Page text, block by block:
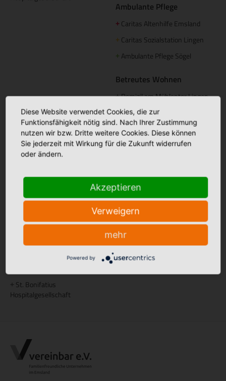
Ambulante Pflege
+ Caritas Altenhilfe Emsland
+ Caritas Sozialstation Lingen
+ Ambulante Pflege Sögel
Betreutes Wohnen
+Domizil am Mühlentor Lingen
+Elisabeth Haus Emsbüren
Palliative Betreuung
+Ambulanter Palliativdienst
(SAPV)
Aus- und Weiterbildung
Akademie St. Franziskus
Pflegeakademie St. Anna
St. Bonifatius
Hospitalgesellschaft
Diese Website verwendet Cookies, die zur
Funktionsfähigkeit nötig sind. Nach Ihrer Zustimmung
nutzen wir bzw. Dritte weitere Cookies. Diese können
Sie jederzeit mit Wirkung für die Zukunft widerrufen
oder ändern.
Akzeptieren
Verweigern
mehr
Powered by